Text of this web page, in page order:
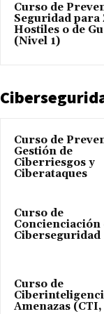
Curso de
Seguridad para
Hostiles o de
(Nivel 1)
Curso de
Gestión de
Ciberriesgos y
Ciberataques
Curso de
Concienciación
Ciberseguridad
Curso de
Amenazas